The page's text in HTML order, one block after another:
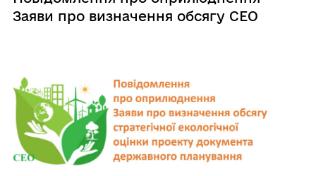
Заяви про визначення обсягу СЕО